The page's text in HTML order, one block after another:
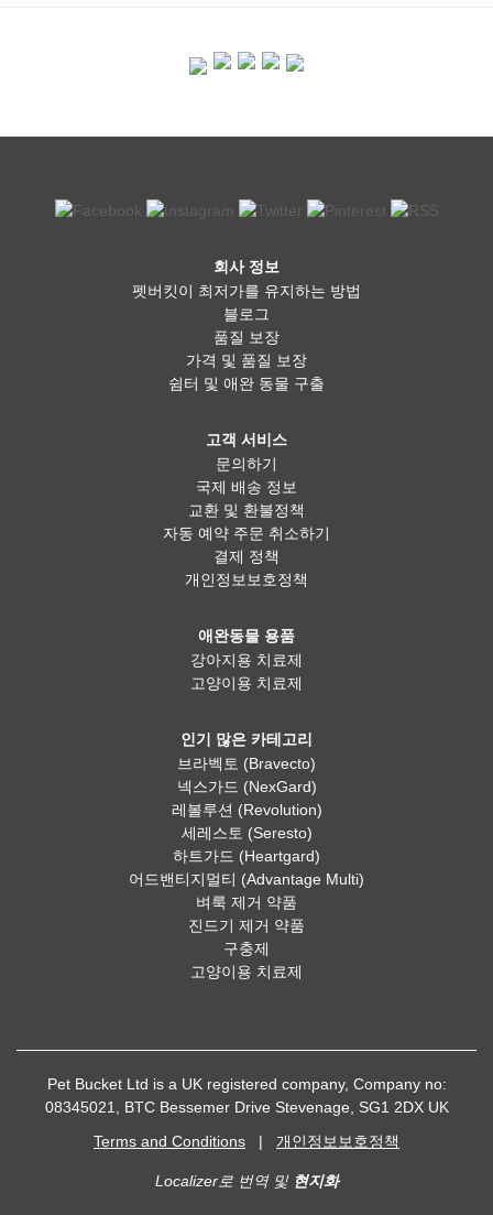
회사 정보
펫버킷이 최저가를 유지하는 방법
블로그
품질 보장
가격 및 품질 보장
쉼터 및 애완 동물 구출
고객 서비스
문의하기
국제 배송 정보
교환 및 환불정책
자동 예약 주문 취소하기
결제 정책
개인정보보호정책
애완동물 용품
강아지용 치료제
고양이용 치료제
인기 많은 카테고리
브라벡토 (Bravecto)
넥스가드 (NexGard)
레볼루션 (Revolution)
세레스토 (Seresto)
하트가드 (Heartgard)
어드밴티지멀티 (Advantage Multi)
벼룩 제거 약품
진드기 제거 약품
구충제
고양이용 치료제
Pet Bucket Ltd is a UK registered company, Company no:
08345021, BTC Bessemer Drive Stevenage, SG1 2DX UK
Terms and Conditions | 개인정보보호정책
Localizer로 번역 및 현지화